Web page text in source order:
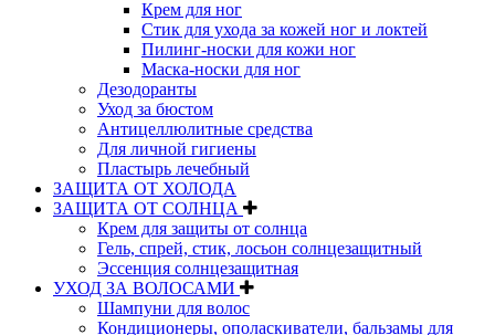
Крем для ног
Стик для ухода за кожей ног и локтей
Пилинг-носки для кожи ног
Маска-носки для ног
Дезодоранты
Уход за бюстом
Антицеллюлитные средства
Для личной гигиены
Пластырь лечебный
ЗАЩИТА ОТ ХОЛОДА
ЗАЩИТА ОТ СОЛНЦА
Крем для защиты от солнца
Гель, спрей, стик, лосьон солнцезащитный
Эссенция солнцезащитная
УХОД ЗА ВОЛОСАМИ
Шампуни для волос
Кондиционеры, ополаскиватели, бальзамы для